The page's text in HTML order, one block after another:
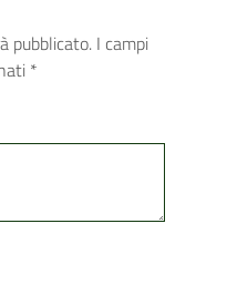
pubblicato. I campi
*